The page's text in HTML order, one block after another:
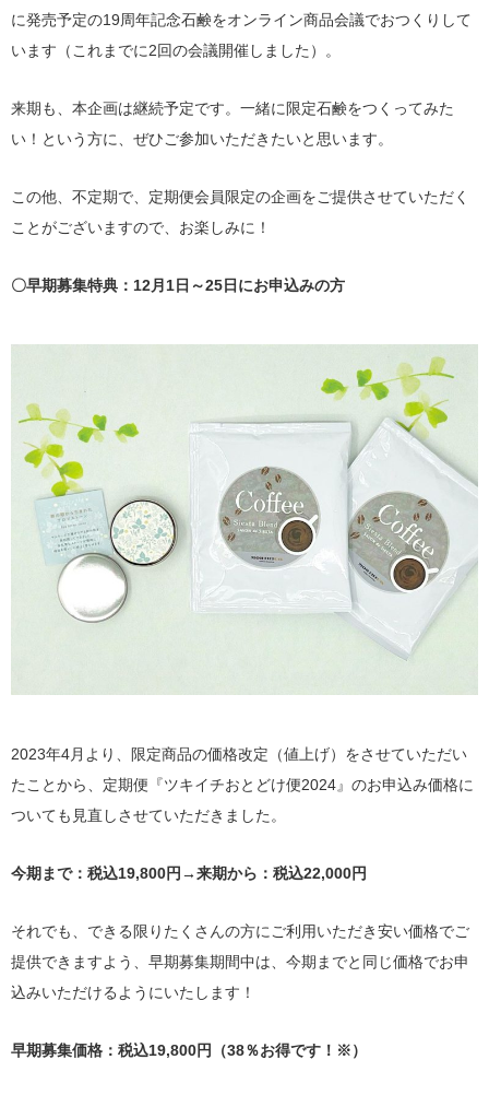
に発売予定の19周年記念石鹸をオンライン商品会議でおつくりして
います（これまでに2回の会議開催しました）。
来期も、本企画は継続予定です。一緒に限定石鹸をつくってみた
い！という方に、ぜひご参加いただきたいと思います。
この他、不定期で、定期便会員限定の企画をご提供させていただく
ことがございますので、お楽しみに！
〇早期募集特典：12月1日～25日にお申込みの方
2023年4月より、限定商品の価格改定（値上げ）をさせていただい
たことから、定期便『ツキイチおとどけ便2024』のお申込み価格に
ついても見直しさせていただきました。
今期まで：税込19,800円→来期から：税込22,000円
それでも、できる限りたくさんの方にご利用いただき安い価格でご
提供できますよう、早期募集期間中は、今期までと同じ価格でお申
込みいただけるようにいたします！
早期募集価格：税込19,800円（38％お得です！※）